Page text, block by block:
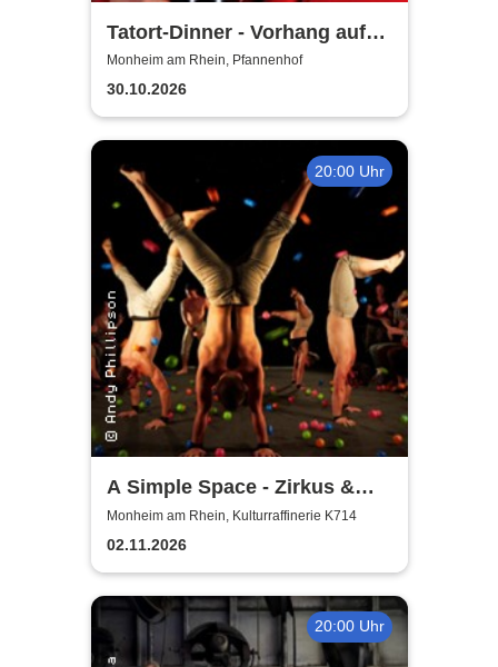
Tatort-Dinner - Vorhang auf
für Mord
Monheim am Rhein, Pfannenhof
30.10.2026
20:00 Uhr
A Simple Space - Zirkus &
Körpertheater
Monheim am Rhein, Kulturraffinerie K714
02.11.2026
20:00 Uhr